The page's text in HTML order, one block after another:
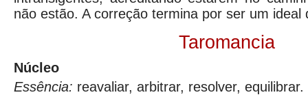
não estão. A correção termina por ser um ideal
Taromancia
Núcleo
Essência: reavaliar, arbitrar, resolver, equilibrar.